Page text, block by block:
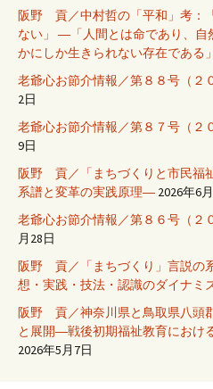
阪野 貢／中村哲の「平和」考：
ない」 ―「人間とは命であり、自
かにしか生きられない存在である
老爺心お節介情報／第８８号（２
2日
老爺心お節介情報／第８７号（２
9日
阪野 貢／「まちづくりと市民福
系譜と変革の実践原理― 2026年6
老爺心お節介情報／第８６号（２
月28日
阪野 貢／「まちづくり」言説の
想・実践・技法・認識のダイナミ
阪野 貢／神奈川県と鳥取県八頭
と展開―戦後初期福祉教育におけ
2026年5月7日